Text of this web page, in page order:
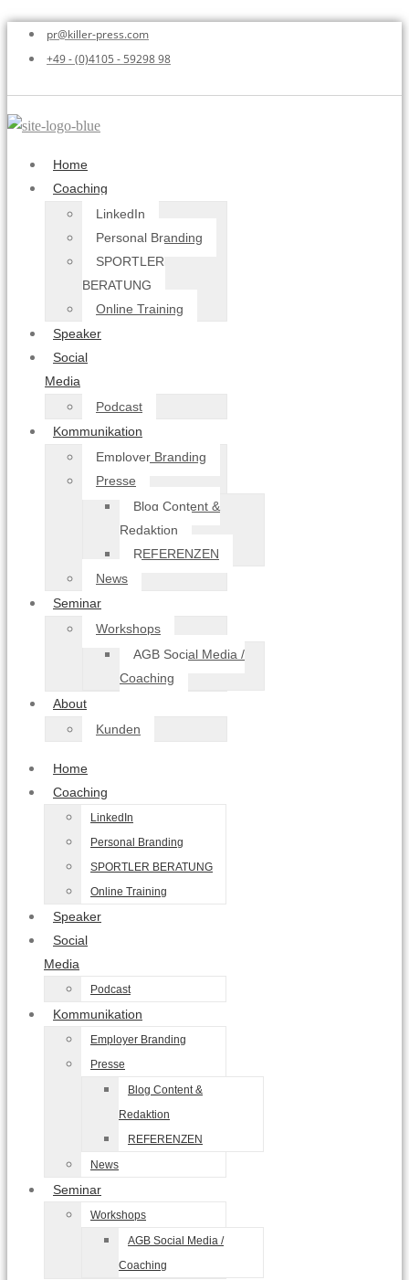
pr@killer-press.com
+49 - (0)4105 - 59298 98
Home
Coaching
LinkedIn
Personal Branding
SPORTLER
BERATUNG
Online Training
Speaker
Social
Media
Podcast
Kommunikation
Employer Branding
Presse
Blog Content &
Redaktion
REFERENZEN
News
Seminar
Workshops
AGB Social Media /
Coaching
About
Kunden
Home
Coaching
LinkedIn
Personal Branding
SPORTLER BERATUNG
Online Training
Speaker
Social
Media
Podcast
Kommunikation
Employer Branding
Presse
Blog Content &
Redaktion
REFERENZEN
News
Seminar
Workshops
AGB Social Media /
Coaching